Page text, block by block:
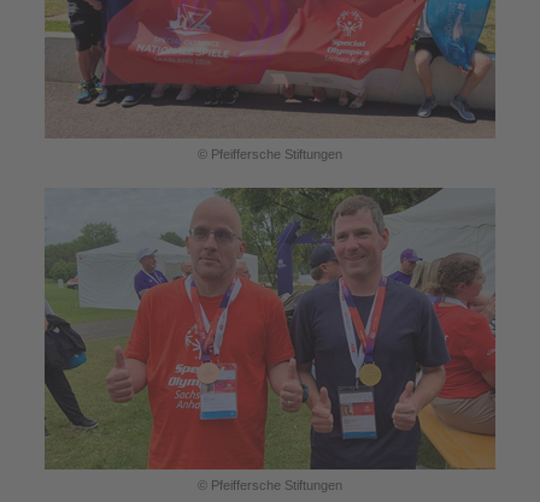
© Pfeiffersche Stiftungen
© Pfeiffersche Stiftungen